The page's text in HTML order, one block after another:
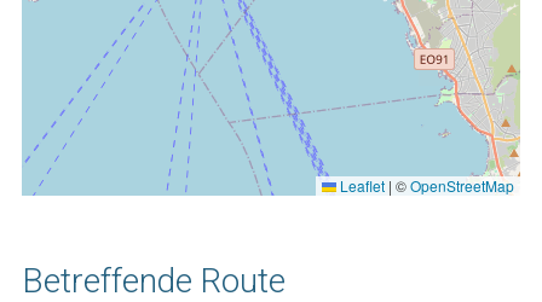
Leaflet | ©OpenStreetMap
Βetreffende Route